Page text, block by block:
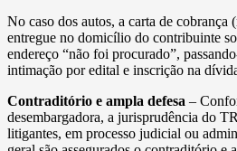
No caso dos autos, a carta de
entregue no domicílio do contribuinte
endereço “não foi procurado”,
intimação por edital e inscrição na
Contraditório e ampla defesa –
desembargadora, a jurisprudência do
litigantes, em processo judicial ou